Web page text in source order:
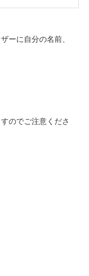
ーに自分の名前、
のでご注意くださ